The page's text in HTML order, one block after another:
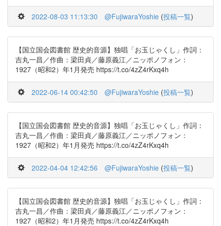
2022-08-03 11:13:30 @FujiwaraYoshie (投稿一覧)
【国立国会図書館 歴史的音源】独唱「お玉じゃくし」作詞：
吉丸一昌／作曲：梁田貞／藤原義江／ニッポノフォン：
1927（昭和2）年1月発売 https://t.co/4zZ4rKxq4h
2022-06-14 00:42:50 @FujiwaraYoshie (投稿一覧)
【国立国会図書館 歴史的音源】独唱「お玉じゃくし」作詞：
吉丸一昌／作曲：梁田貞／藤原義江／ニッポノフォン：
1927（昭和2）年1月発売 https://t.co/4zZ4rKxq4h
2022-04-04 12:42:56 @FujiwaraYoshie (投稿一覧)
【国立国会図書館 歴史的音源】独唱「お玉じゃくし」作詞：
吉丸一昌／作曲：梁田貞／藤原義江／ニッポノフォン：
1927（昭和2）年1月発売 https://t.co/4zZ4rKxq4h